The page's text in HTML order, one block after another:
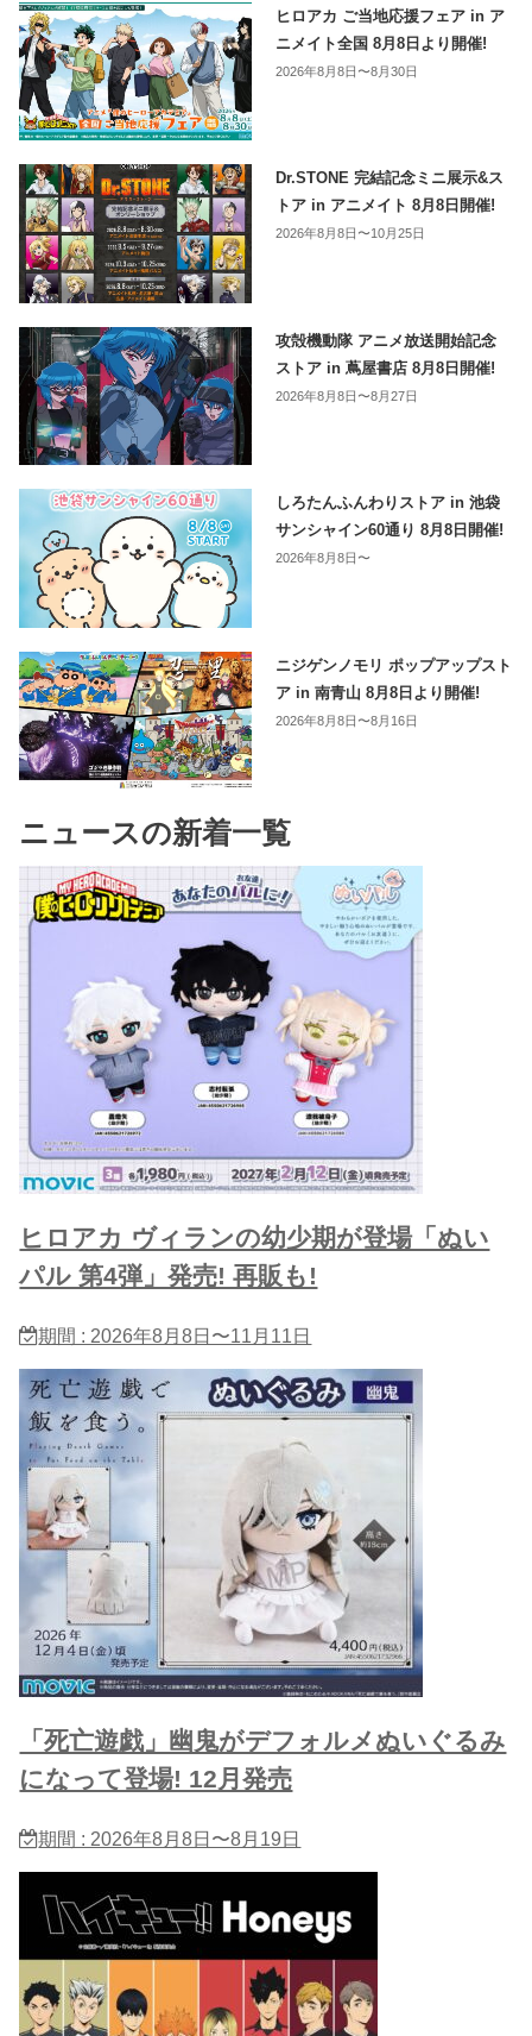
ヒロアカ ご当地応援フェア in ア
ニメイト全国 8月8日より開催!
2026年8月8日〜8月30日
Dr.STONE 完結記念ミニ展示&ス
トア in アニメイト 8月8日開催!
2026年8月8日〜10月25日
攻殻機動隊 アニメ放送開始記念
ストア in 蔦屋書店 8月8日開催!
2026年8月8日〜8月27日
しろたんふんわりストア in 池袋
サンシャイン60通り 8月8日開催!
2026年8月8日〜
ニジゲンノモリ ポップアップスト
ア in 南青山 8月8日より開催!
2026年8月8日〜8月16日
ニュースの新着一覧
ヒロアカ ヴィランの幼少期が登場「ぬい
パル 第4弾」発売! 再販も!
期間 : 2026年8月8日〜11月11日
「死亡遊戯」幽鬼がデフォルメぬいぐるみ
になって登場! 12月発売
期間 : 2026年8月8日〜8月19日